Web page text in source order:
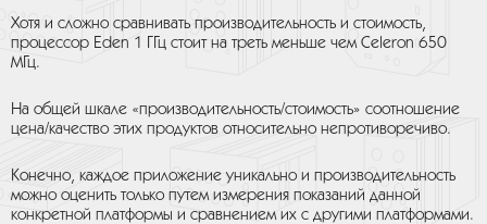
Хотя и сложно сравнивать производительность и стоимость,
процессор Eden 1 ГГц стоит на треть меньше чем Celeron 650
МГц.
На общей шкале «производительность/стоимость» соотношение
цена/качество этих продуктов относительно непротиворечиво.
Конечно, каждое приложение уникально и производительность
можно оценить только путем измерения показаний данной
конкретной платформы и сравнением их с другими платформами.